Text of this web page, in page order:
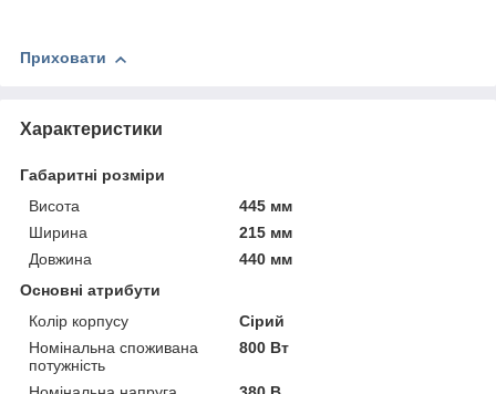
Приховати
Характеристики
Габаритні розміри
Висота
445 мм
Ширина
215 мм
Довжина
440 мм
Основні атрибути
Колір корпусу
Сірий
Номінальна споживана
потужність
800 Вт